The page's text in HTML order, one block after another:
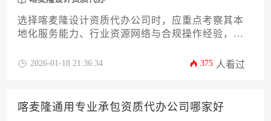
选择喀麦隆设计资质代办公司时，应重点考察其本
地化服务能力、行业资源网络与合规操作经验，其
提供更精准的代办方案。
2026-01-18 21:36:34 375 人看过
喀麦隆通用专业承包资质代办公司哪家好